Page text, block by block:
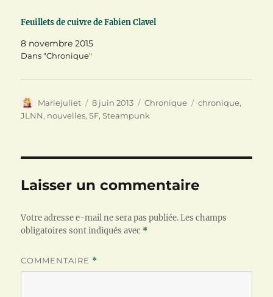
n
v
e
e
n
ê
t
e
u
v
e
l
e
n
ê
n
l
f
e
n
)
Feuillets de cuivre de Fabien Clavel
8 novembre 2015
Dans "Chronique"
Auteur
Mariejuliet
Publié
le
8 juin 2013 Catégories
Chronique Étiquettes
chronique,
JLNN, nouvelles,SF,Steampunk
Laisser un commentaire
Votre adresse e-mail ne sera pas publiée. Les champs
obligatoires sont indiqués avec *
COMMENTAIRE *